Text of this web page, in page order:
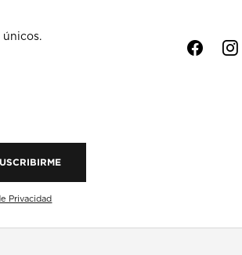
únicos.
Privacidad
f i